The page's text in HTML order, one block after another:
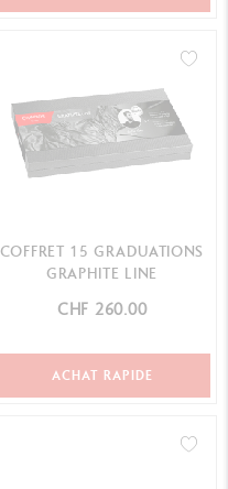
COFFRET 15 GRADUATIONS
GRAPHITE LINE
CHF 260.00
ACHAT RAPIDE